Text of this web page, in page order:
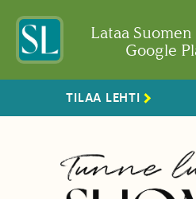
Lataa
Google
TILAA LEHTI